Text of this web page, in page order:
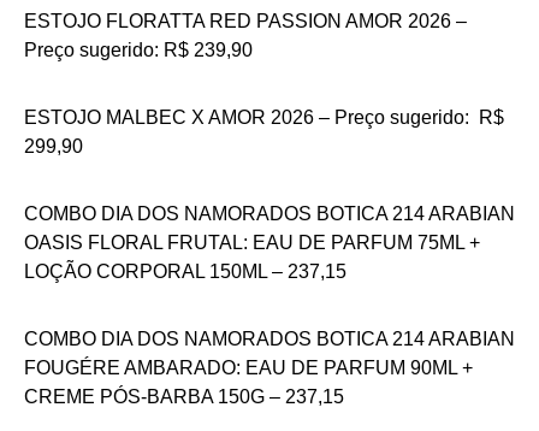
ESTOJO FLORATTA RED PASSION AMOR 2026 –
Preço sugerido: R$ 239,90
ESTOJO MALBEC X AMOR 2026 – Preço sugerido: R$
299,90
COMBO DIA DOS NAMORADOS BOTICA 214 ARABIAN
OASIS FLORAL FRUTAL: EAU DE PARFUM 75ML +
LOÇÃO CORPORAL 150ML – 237,15
COMBO DIA DOS NAMORADOS BOTICA 214 ARABIAN
FOUGÉRE AMBARADO: EAU DE PARFUM 90ML +
CREME PÓS-BARBA 150G – 237,15